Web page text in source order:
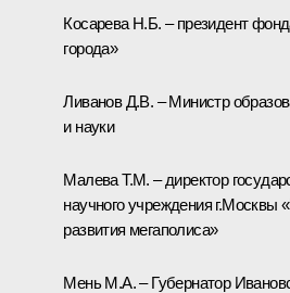
Косарева Н.Б. – президент
города»
Ливанов Д.В. – Министр
и науки
Малева Т.М. – директор
научного учреждения г.Москвы
развития мегаполиса»
Мень М.А. – Губернатор